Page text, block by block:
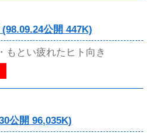
公開 447K)
もとい疲れたヒト向き
公開 96,035K)